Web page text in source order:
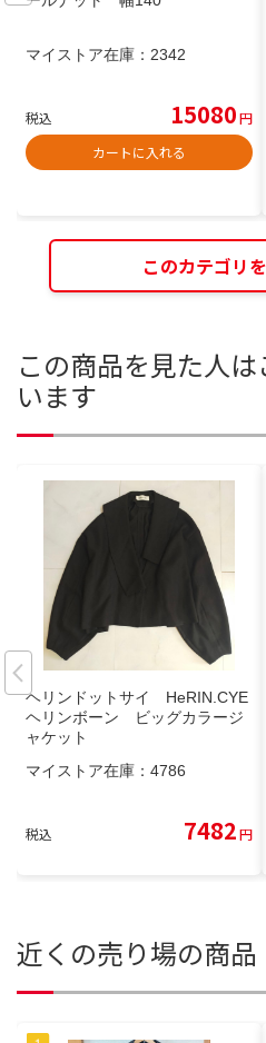
マイストア在庫： 2342
税込 15080円
カートに入れる
このカテゴリ
この商品を見た人
います
ヘリンドットサイ HeRIN.CYE
ヘリンボーン ビッグカラージ
ャケット
マイストア在庫： 4786
税込 7482円
近くの売り場の商品